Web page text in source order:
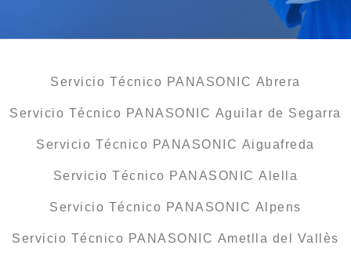
Servicio Técnico PANASONIC Abrera
Servicio Técnico PANASONIC Aguilar de Segarra
Servicio Técnico PANASONIC Aiguafreda
Servicio Técnico PANASONIC Alella
Servicio Técnico PANASONIC Alpens
Servicio Técnico PANASONIC Ametlla del Vallès